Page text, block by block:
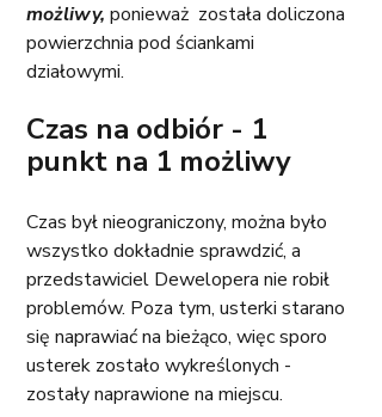
możliwy, ponieważ została doliczona
powierzchnia pod ściankami
działowymi.
Czas na odbiór - 1
punkt na 1 możliwy
Czas był nieograniczony, można było
wszystko dokładnie sprawdzić, a
przedstawiciel Dewelopera nie robił
problemów. Poza tym, usterki starano
się naprawiać na bieżąco, więc sporo
usterek zostało wykreślonych -
zostały naprawione na miejscu.